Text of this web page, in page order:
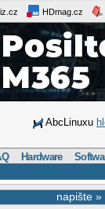
HDmag.cz
AbcLinuxu
Hardware
napište »